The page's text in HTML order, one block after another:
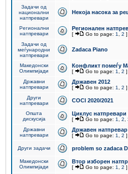
Задачи од
национални
натпревари
Некоја насока за
Регионални
натпревари
Регионален
[ Go to page: 1 2 ]
Задачи од
меѓународни
натпревари
Zadaca Piano
Македонски
Олимпијади
Конфликт помеѓу
[ Go to page: 1 2 ]
Државни
натпревари
Државен 2012
[ Go to page: 1 2 ]
Други
натпревари
COCI 2020/2021
Општа
дискусија
Циклус
[ Go to page: 1 2
Државни
натпревари
Државен натпревар
[ Go to page: 1 2 ]
Други задачи problem so zadaca
Македонски
Олимпијади
Втор изборен
[ Go to page: 1 2 ]